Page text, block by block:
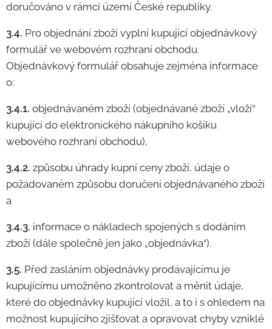
doručováno v rámci území České republiky.
3.4. Pro objednání zboží vyplní kupující objednávkový
formulář ve webovém rozhraní obchodu.
Objednávkový formulář obsahuje zejména informace
o:
3.4.1. objednávaném zboží (objednávané zboží „vloží“
kupující do elektronického nákupního košíku
webového rozhraní obchodu),
3.4.2. způsobu úhrady kupní ceny zboží, údaje o
požadovaném způsobu doručení objednávaného zboží
a
3.4.3. informace o nákladech spojených s dodáním
zboží (dále společně jen jako „objednávka“).
3.5. Před zasláním objednávky prodávajícímu je
kupujícímu umožněno zkontrolovat a měnit údaje,
které do objednávky kupující vložil, a to i s ohledem na
možnost kupujícího zjišťovat a opravovat chyby vzniklé